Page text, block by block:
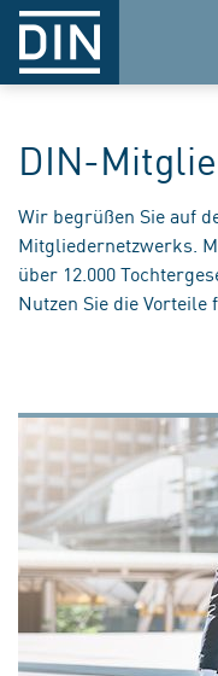
DIN-
Wir begrüßen Sie auf
Mitgliedernetzwerks.
über 12.000
Nutzen Sie die